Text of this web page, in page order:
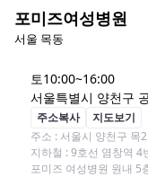
포미즈여성병원
서울 목동
토10:00~16:00
서울특별시 양천구
주소복사
지도보기
주소 : 서울시 양천구 목
지하철 : 9호선 염창역 4
포미즈 여성병원 원내 5